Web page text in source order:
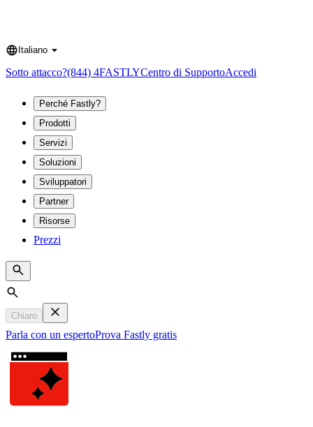
Language
Italiano
Sotto attacco?(844) 4FASTLYCentro di SupportoAccedi
Perché Fastly?
Prodotti
Servizi
Soluzioni
Sviluppatori
Partner
Risorse
Prezzi
Search
Chiaro
Parla con un espertoProva Fastly gratis